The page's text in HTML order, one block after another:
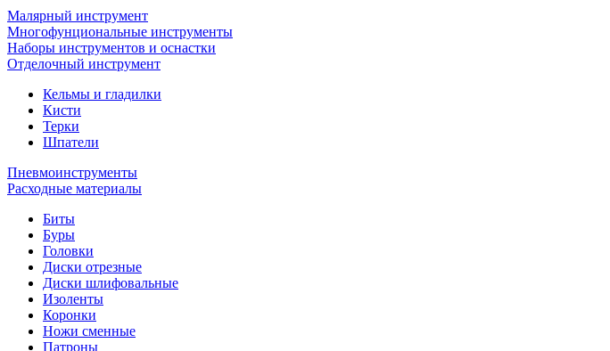
Малярный инструмент
Многофунциональные инструменты
Наборы инструментов и оснастки
Отделочный инструмент
Кельмы и гладилки
Кисти
Терки
Шпатели
Пневмоинструменты
Расходные материалы
Биты
Буры
Головки
Диски отрезные
Диски шлифовальные
Изоленты
Коронки
Ножи сменные
Патроны